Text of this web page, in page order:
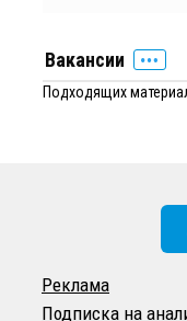
Вакансии
Подходящих
Реклама
Подписка на